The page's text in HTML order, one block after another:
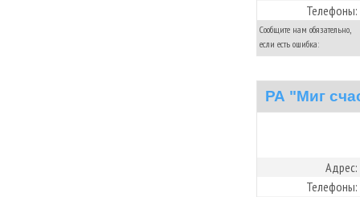
Телефоны:
Сообщите нам обязательно,
если есть ошибка:
РА "Миг
Адрес:
Телефоны: